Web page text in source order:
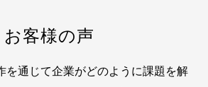
お客様の声
を通じて企業がどのように課題を解